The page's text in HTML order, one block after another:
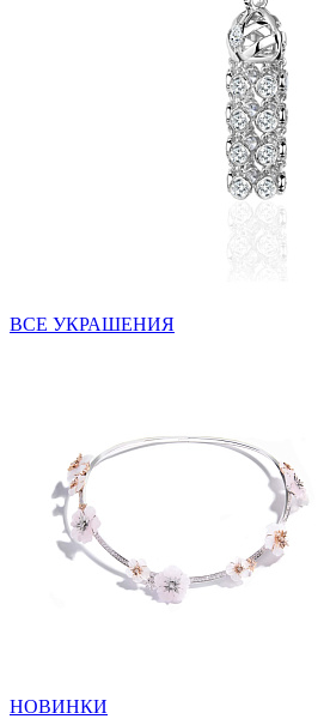
ВСЕ УКРАШЕНИЯ
НОВИНКИ